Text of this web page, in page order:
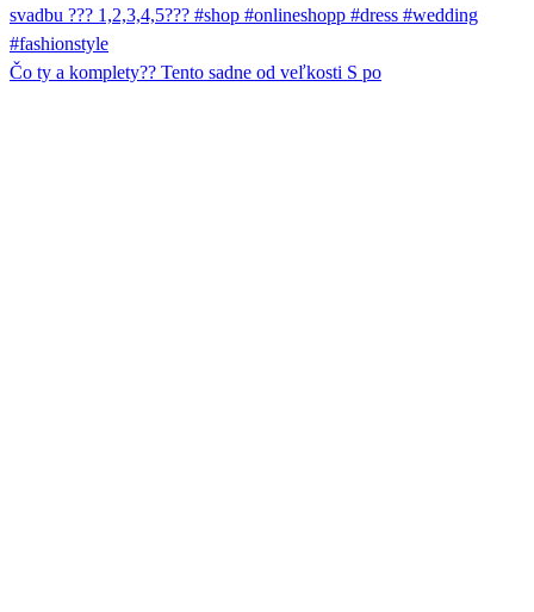
Čo ty a komplety?? Tento sadne od veľkosti S po